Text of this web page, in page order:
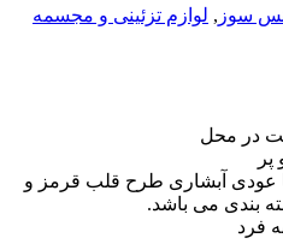
سوز , لوازم تزئینی و مجسمه
در محل
آبشاری طرح قلب قرمز و
بندی می باشد.
فرد